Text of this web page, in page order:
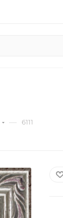
— 6111